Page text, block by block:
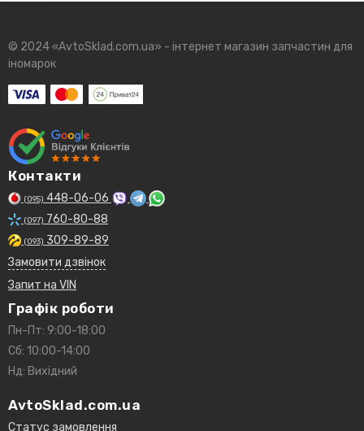
© 2024 «AvtoSklad.com.ua» - інтернет магазин запчастин для
іномарок
Контакти
(095) 448-06-06
(097) 760-80-88
(093) 309-89-89
Замовити дзвінок
Запит на VIN
Графік роботи
Пн-Пт: 9:00-18:00
Сб: 10:00-14:00
Нд: Вихідний
AvtoSklad.com.ua
Статус замовлення